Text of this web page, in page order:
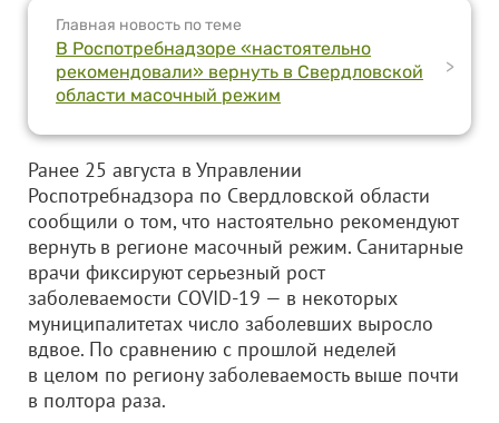
Главная новость по теме
В Роспотребнадзоре «настоятельно
рекомендовали» вернуть в Свердловской
области масочный режим
>
Ранее 25 августа в Управлении
Роспотребнадзора по Свердловской области
сообщили о том, что настоятельно рекомендуют
вернуть в регионе масочный режим. Санитарные
врачи фиксируют серьезный рост
заболеваемости COVID-19 — в некоторых
муниципалитетах число заболевших выросло
вдвое. По сравнению с прошлой неделей
в целом по региону заболеваемость выше почти
в полтора раза.